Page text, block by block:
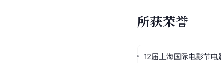
所获荣誉
12届上海国际电影节